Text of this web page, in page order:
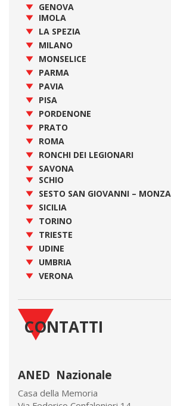
GENOVA
IMOLA
LA SPEZIA
MILANO
MONSELICE
PARMA
PAVIA
PISA
PORDENONE
PRATO
ROMA
RONCHI DEI LEGIONARI
SAVONA
SCHIO
SESTO SAN GIOVANNI – MONZA
SICILIA
TORINO
TRIESTE
UDINE
UMBRIA
VERONA
CONTATTI
ANED Nazionale
Casa della Memoria